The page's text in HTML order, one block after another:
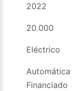
2022
20.000
Eléctrico
Automática
Financiado